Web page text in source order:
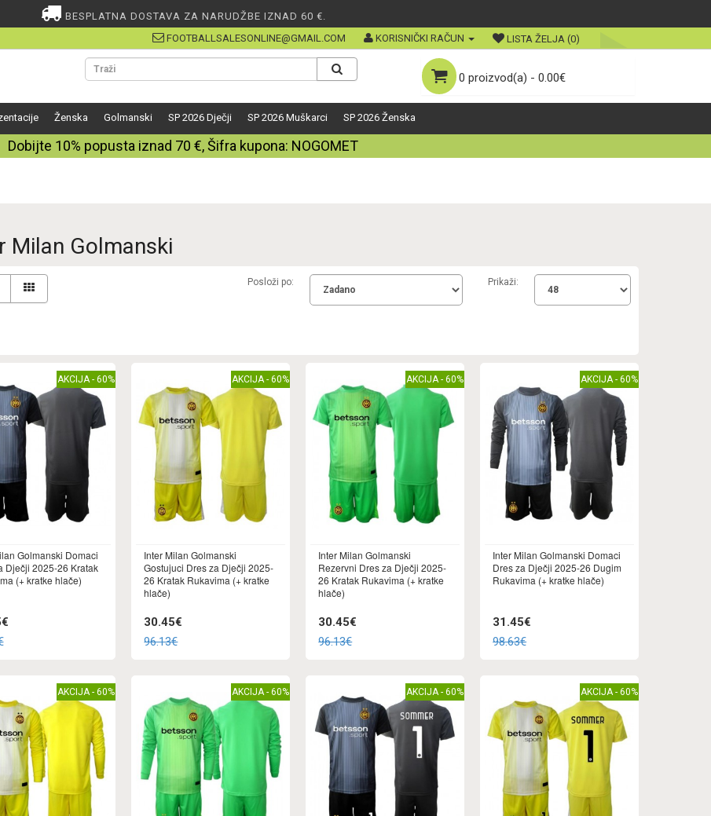
BESPLATNA DOSTAVA ZA NARUDŽBE IZNAD 60 €.
FOOTBALLSALESONLINE@GMAIL.COM
KORISNIČKI RAČUN LISTA ŽELJA (0)
0 proizvod(a) - 0.00€
Ženska Golmanski SP 2026 Dječji SP 2026 Muškarci SP 2026 Ženska
Dobijte 10% popusta iznad 70 €, Šifra kupona: NOGOMET
Milan Golmanski
Posloži po: Prikaži:
AKCIJA - 60%
Golmanski Domaci
Dječji 2025-26 Kratak
(+ kratke hlače)
AKCIJA - 60%
Inter Milan Golmanski
Gostujuci Dres za Dječji 2025-
26 Kratak Rukavima (+ kratke
hlače)
30.45€
96.13€
AKCIJA - 60%
Inter Milan Golmanski
Rezervni Dres za Dječji 2025-
26 Kratak Rukavima (+ kratke
hlače)
30.45€
96.13€
AKCIJA - 60%
Inter Milan Golmanski Domaci
Dres za Dječji 2025-26 Dugim
Rukavima (+ kratke hlače)
31.45€
98.63€
AKCIJA - 60% AKCIJA - 60% AKCIJA - 60% AKCIJA - 60%